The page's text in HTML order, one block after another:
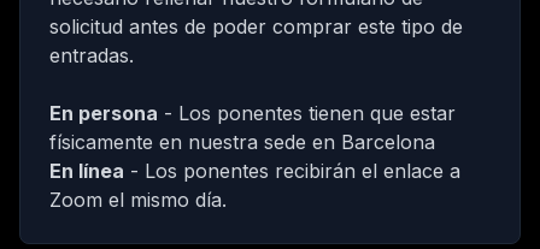
solicitud antes de poder comprar este tipo de
entradas.
En persona - Los ponentes tienen que estar
físicamente en nuestra sede en Barcelona
En línea - Los ponentes recibirán el enlace a
Zoom el mismo día.